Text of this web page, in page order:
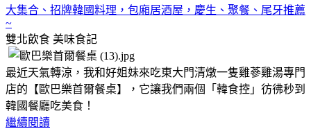
大集合、招牌韓國料理，包廂居酒屋，慶生、聚餐、尾牙推薦
~
雙北飲食 美味食記
最近天氣轉涼，我和好姐妹來吃東大門清燉一隻雞蔘雞湯專門
店的【歐巴樂首爾餐桌】，它讓我們兩個「韓食控」彷彿秒到
韓國餐廳吃美食！
繼續閱讀